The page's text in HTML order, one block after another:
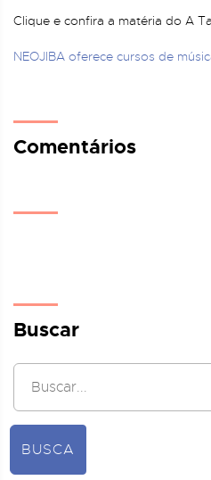
Clique e confira a matéria do A
NEOJIBA oferece cursos de
Comentários
Buscar
BUSCA